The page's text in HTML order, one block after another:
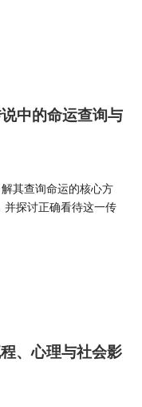
中的命运查询与
其查询命运的核心方
并探讨正确看待这一传
、心理与社会影